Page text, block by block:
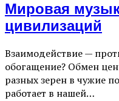
Мировая
цивилизаций
Взаимодействие —
обогащение? Обмен
разных зерен в чужие
работает в нашей…